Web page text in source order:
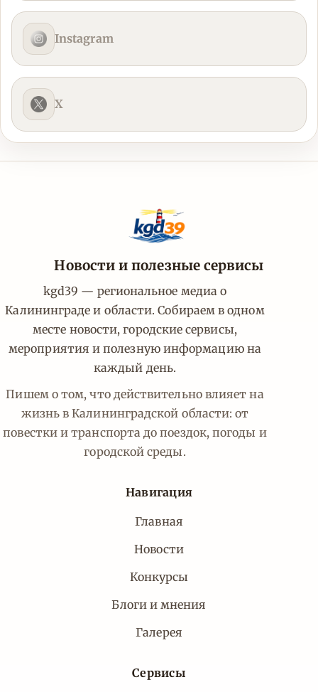
Instagram
X
Новости и полезные сервисы
kgd39 — региональное медиа о
Калининграде и области. Собираем в одном
месте новости, городские сервисы,
мероприятия и полезную информацию на
каждый день.
Пишем о том, что действительно влияет на
жизнь в Калининградской области: от
повестки и транспорта до поездок, погоды и
городской среды.
Навигация
Главная
Новости
Конкурсы
Блоги и мнения
Галерея
Сервисы